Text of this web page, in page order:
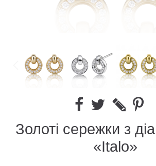
Золоті сережки з
«Italo»